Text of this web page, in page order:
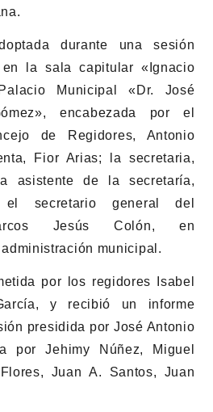
durante una sesión
la sala capitular «Ignacio
Municipal «Dr. José
encabezada por el
de Regidores, Antonio
Fior Arias; la secretaria,
asistente de la secretaría,
secretario general del
Jesús Colón, en
municipal.
por los regidores Isabel
y recibió un informe
presidida por José Antonio
por Jehimy Núñez, Miguel
Juan A. Santos, Juan